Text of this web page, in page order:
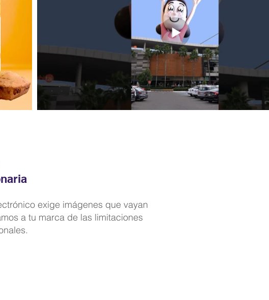
exige imágenes que vayan
a tu marca de las limitaciones